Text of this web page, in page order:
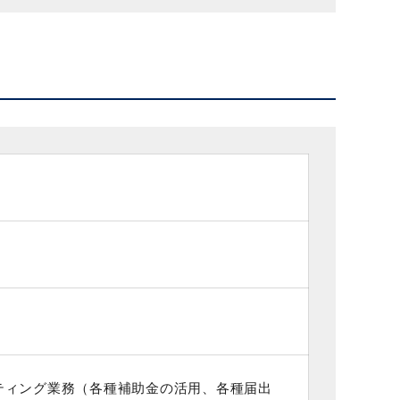
ング業務（各種補助金の活用、各種届出